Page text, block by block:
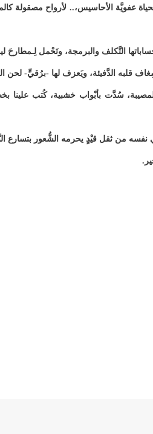
عفويَّة الأحاسيس،.. لأرواح مصقولة
التَّكلف والبرمجة، وتَحْمل لِـمطارحَ
قلبه الدَّفيئة، ويَعزف لها -برُقيٍّ- لحن
سُدَّت بأبْواب خشبية، كُتب
من ثقل قيْدٍ يحرمه الشُّعور بتسارع